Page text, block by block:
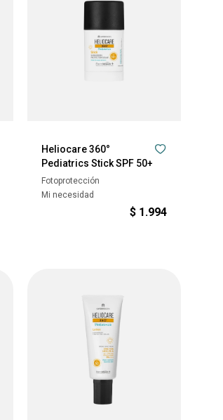
Heliocare 360°
Pediatrics Stick SPF 50+
Fotoprotección
Mi necesidad
$ 1.994